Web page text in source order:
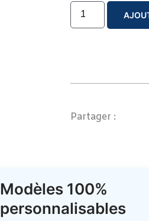
Partager :
Modèles 100%
personnalisables